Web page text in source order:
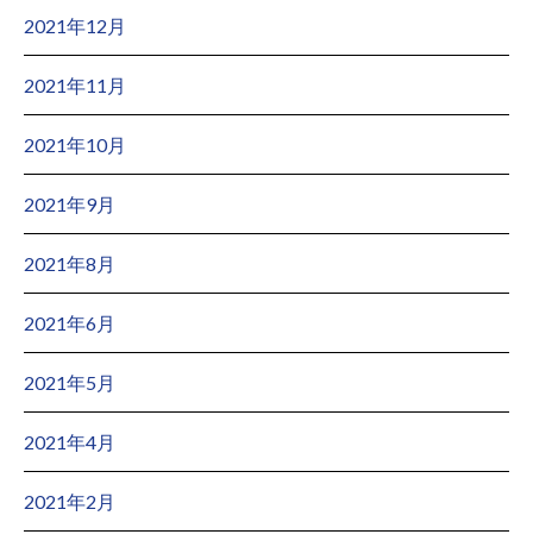
2021年12月
2021年11月
2021年10月
2021年9月
2021年8月
2021年6月
2021年5月
2021年4月
2021年2月